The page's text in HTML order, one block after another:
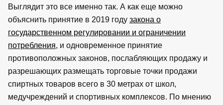
Выглядит это все именно так. А как еще можно
объяснить принятие в 2019 году закона о
государственном регулировании и ограничении
потребления, и одновременное принятие
противоположных законов, послабляющих продажу и
разрешающих размещать торговые точки продажи
спиртных товаров всего в 30 метрах от школ,
медучреждений и спортивных комплексов. По мнению